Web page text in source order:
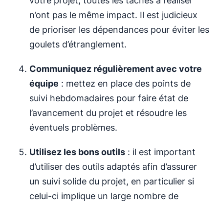
n’ont pas le même impact. Il est judicieux
de prioriser les dépendances pour éviter les
goulets d’étranglement.
Communiquez régulièrement avec votre
équipe : mettez en place des points de
suivi hebdomadaires pour faire état de
l’avancement du projet et résoudre les
éventuels problèmes.
Utilisez les bons outils : il est important
d’utiliser des outils adaptés afin d’assurer
un suivi solide du projet, en particulier si
celui-ci implique un large nombre de